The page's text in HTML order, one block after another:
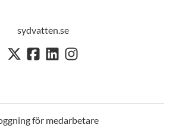
sydvatten.se
för medarbetare